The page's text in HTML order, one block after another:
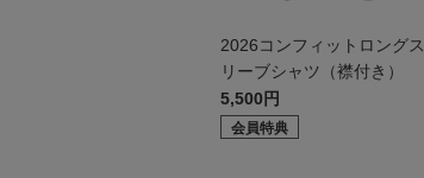
2026コンフィットロングス
リーブシャツ（襟付き）
5,500円
会員特典